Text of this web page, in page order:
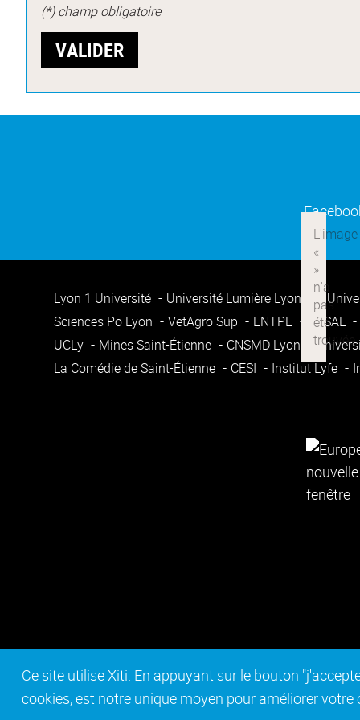
Ce site utilise Xiti. En appuyant sur le bouton
cookies, est notre unique moyen pour améliorer votre
(*) champ obligatoire
Lyon 1 Université Université Lumière Lyon 2
Sciences Po Lyon
VetAgro Sup ENTPE ENSAL
UCLy
Mines Saint-Étienne CNSMD Lyon
La Comédie de Saint-Étienne
CESI Institut Lyfe
Contact Mentions légales